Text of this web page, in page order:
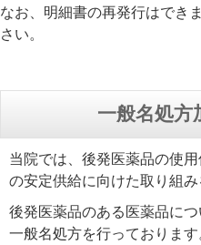
なお、明細書の再発行はでき
さい。
一般名処方
当院では、後発医薬品の使
の安定供給に向けた取り組み
後発医薬品のある医薬品に
一般名処方を行っております